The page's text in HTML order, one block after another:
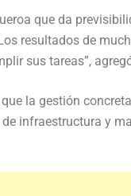
que da
resultados de
sus tareas”,
la gestión
infraestructura y